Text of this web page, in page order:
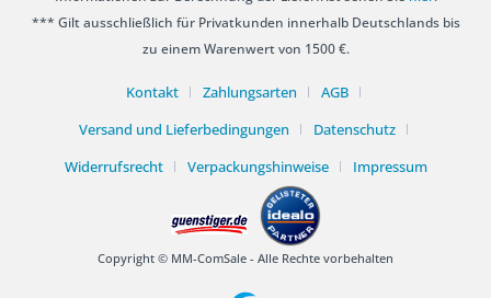
*** Gilt ausschließlich für Privatkunden innerhalb Deutschlands bis
zu einem Warenwert von 1500 €.
Kontakt Zahlungsarten
AGB
Versand und Lieferbedingungen
Datenschutz
Widerrufsrecht
Verpackungshinweise Impressum
Copyright © MM-ComSale - Alle Rechte vorbehalten